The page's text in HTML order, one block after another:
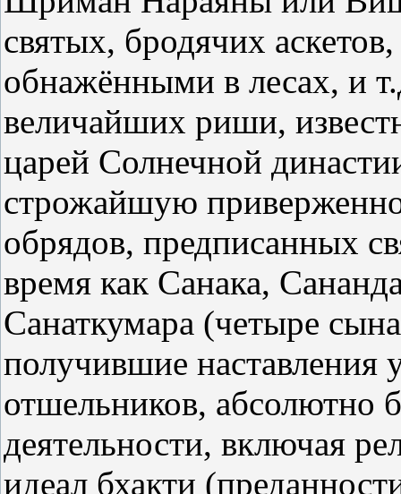
святых, бродячих
обнажёнными в лесах, и
величайших риши,
царей Солнечной
строжайшую
обрядов, предписанных
время как Санака,
Санаткумара (четыре
получившие
отшельников, абсолютно
деятельности, включая
идеал бхакти